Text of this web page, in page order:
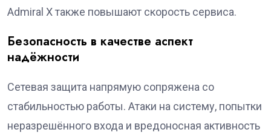
Admiral X также повышают скорость сервиса.
Безопасность в качестве аспект
надёжности
Сетевая защита напрямую сопряжена со
стабильностью работы. Атаки на систему, попытки
неразрешённого входа и вредоносная активность